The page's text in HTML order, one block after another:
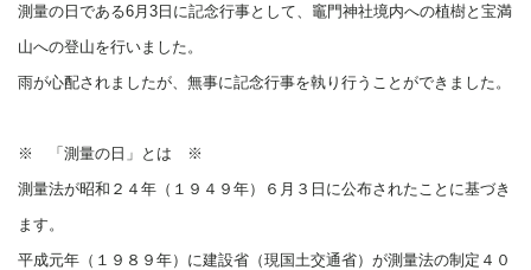
測量の日である6月3日に記念行事として、竈門神社境内への植樹と宝満
山への登山を行いました。
雨が心配されましたが、無事に記念行事を執り行うことができました。
※ 「測量の日」とは ※
測量法が昭和２４年（１９４９年）６月３日に公布されたことに基づき
ます。
平成元年（１９８９年）に建設省（現国土交通省）が測量法の制定４０